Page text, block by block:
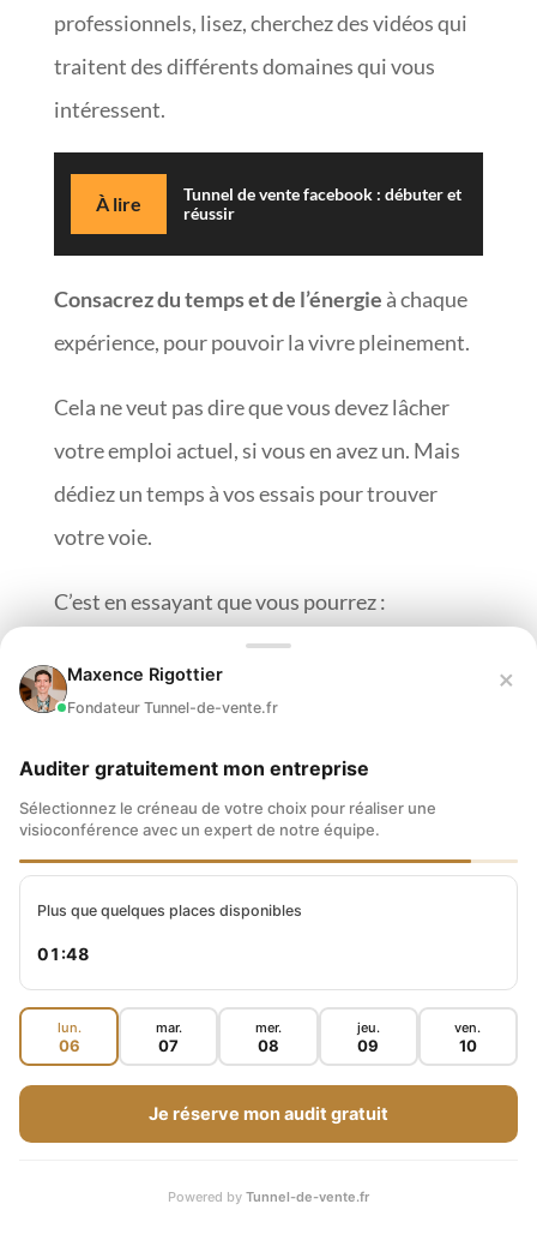
professionnels, lisez, cherchez des vidéos qui
traitent des différents domaines qui vous
intéressent.
À lire
Tunnel de vente facebook : débuter et
réussir
Consacrez du temps et de l’énergie à chaque
expérience, pour pouvoir la vivre pleinement.
Cela ne veut pas dire que vous devez lâcher
votre emploi actuel, si vous en avez un. Mais
dédiez un temps à vos essais pour trouver
votre voie.
C’est en essayant que vous pourrez :
trier vos idées ;
Chacun des moyens que vous
venez de voir est important.
Aucun ne doit être ignoré.
l’écoute de vos besoins et
vous trouverez votre voie.
DÉCOUVREZ L'ACCOMPAGNEMENT
Maxence Rigottier
Fondateur Tunnel-de-vente.fr
×
Auditer gratuitement mon entreprise
Sélectionnez le créneau de votre choix pour réaliser une
visioconférence avec un expert de notre équipe.
Plus que quelques places disponibles
01:47
lun.
06
mar.
07
mer.
08
jeu.
09
ven.
10
Je réserve mon audit gratuit
Powered by Tunnel-de-vente.fr